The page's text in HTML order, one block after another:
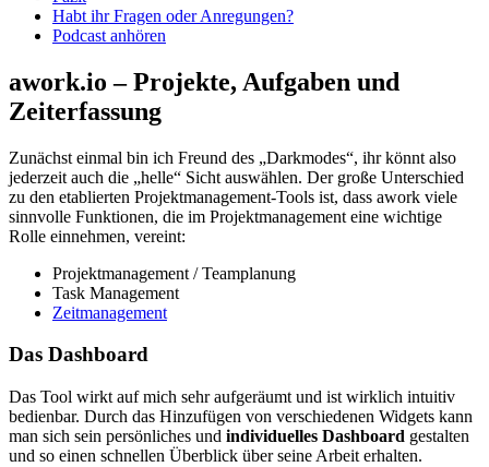
Habt ihr Fragen oder Anregungen?
Podcast anhören
awork.io – Projekte, Aufgaben und
Zeiterfassung
Zunächst einmal bin ich Freund des „Darkmodes“, ihr könnt also
jederzeit auch die „helle“ Sicht auswählen. Der große Unterschied
zu den etablierten Projektmanagement-Tools ist, dass awork viele
sinnvolle Funktionen, die im Projektmanagement eine wichtige
Rolle einnehmen, vereint:
Projektmanagement / Teamplanung
Task Management
Zeitmanagement
Das Dashboard
Das Tool wirkt auf mich sehr aufgeräumt und ist wirklich intuitiv
bedienbar. Durch das Hinzufügen von verschiedenen Widgets kann
man sich sein persönliches und individuelles Dashboard gestalten
und so einen schnellen Überblick über seine Arbeit erhalten.